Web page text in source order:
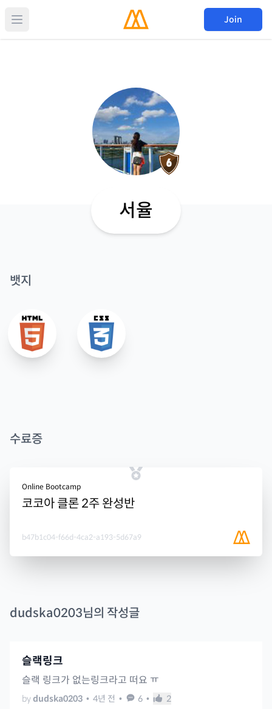
Join
서율
뱃지
수료증
Online Bootcamp
코코아 클론 2주 완성반
b47b1c04-f66d-4ca2-a193-5d67a9
dudska0203님의 작성글
슬랙링크
슬랙 링크가 없는링크라고 떠요 ㅠ
bydudska0203 • 4년 전 • 6 • 2